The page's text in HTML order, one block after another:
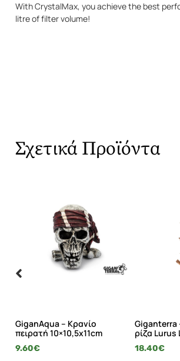
With CrystalMax, you achieve the best
litre of filter volume!
Σχετικά Προϊόντα
GiganAqua – Κρανίο
πειρατή 10×10,5x11cm
9.60€
Giganterra
ρίζα Lurus
18.40€